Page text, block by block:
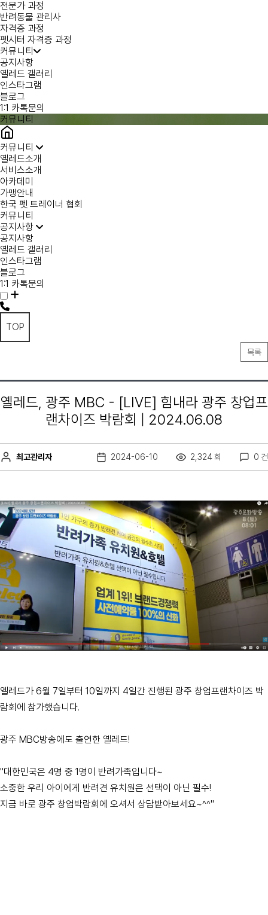
전문가 과정
반려동물 관리사
자격증 과정
펫시터 자격증 과정
커뮤니티
공지사항
옐레드 갤러리
인스타그램
블로그
1:1 카톡문의
커뮤니티
커뮤니티
옐레드소개
서비스소개
아카데미
가맹안내
한국 펫 트레이너 협회
커뮤니티
공지사항
공지사항
옐레드 갤러리
인스타그램
블로그
1:1 카톡문의
TOP
목록
옐레드, 광주 MBC - [LIVE] 힘내라 광주 창업프
랜차이즈 박람회 | 2024.06.08
최고관리자 2024-06-10 2,324 회 0 건
옐레드가 6월 7일부터 10일까지 4일간 진행된 광주 창업프랜차이즈 박
람회에 참가했습니다.
광주 MBC방송에도 출연한 옐레드!
"대한민국은 4명 중 1명이 반려가족입니다~
소중한 우리 아이에게 반려견 유치원은 선택이 아닌 필수!
지금 바로 광주 창업박람회에 오셔서 상담받아보세요~^^"